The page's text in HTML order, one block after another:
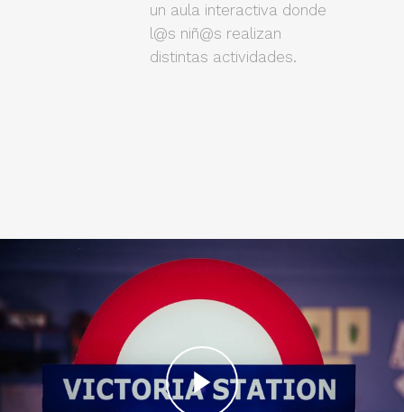
un aula interactiva donde
l@s niñ@s realizan
distintas actividades.